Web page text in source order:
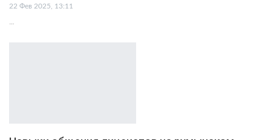
22 Фев 2025, 13:11
…